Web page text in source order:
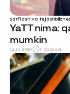
Sarflash va tejash
YaTT nima:
mumkin
11.11.2024 7 daqiqa